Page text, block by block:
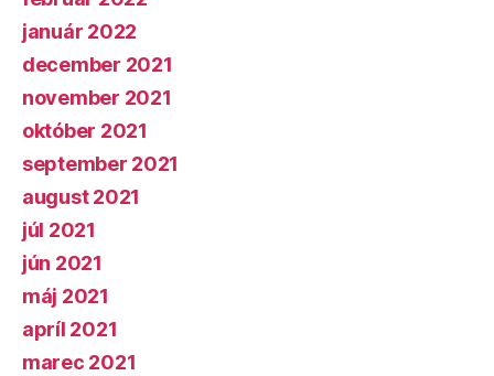
január 2022
december 2021
november 2021
október 2021
september 2021
august 2021
júl 2021
jún 2021
máj 2021
apríl 2021
marec 2021